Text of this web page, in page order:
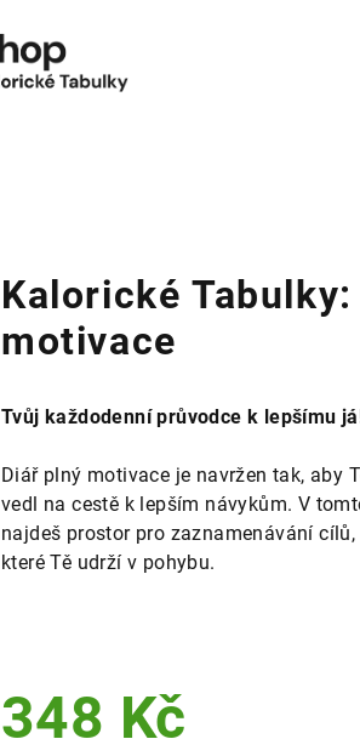
Kalorické
motivace
Tvůj každodenní průvodce k lepšímu
Diář plný motivace je navržen tak, aby
vedl na cestě k lepším návykům. V
najdeš prostor pro zaznamenávání
které Tě udrží v pohybu.
348 Kč